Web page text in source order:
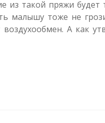
из такой пряжи будет
малышу тоже не
А как